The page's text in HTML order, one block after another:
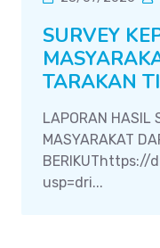
SURVEY
TARAKAN
LAPORAN HASIL
MASYARAKAT
BERIKUThttps://
usp=dri...